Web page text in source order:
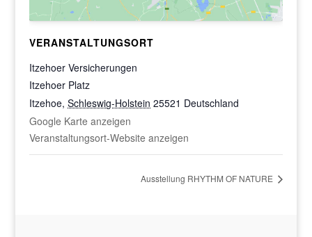
VERANSTALTUNGSORT
Itzehoer Versicherungen
Itzehoer Platz
Itzehoe, Schleswig-Holstein 25521 Deutschland
Google Karte anzeigen
Veranstaltungsort-Website anzeigen
Ausstellung RHYTHM OF NATURE